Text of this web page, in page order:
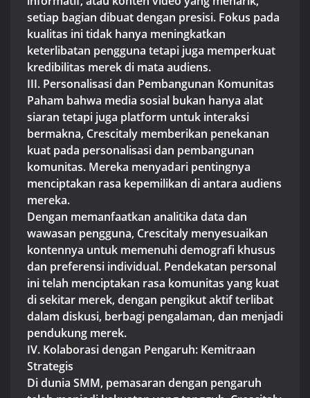
setiap bagian dibuat dengan presisi. Fokus pada
kualitas ini tidak hanya meningkatkan
keterlibatan pengguna tetapi juga memperkuat
kredibilitas merek di mata audiens.
III. Personalisasi dan Pembangunan Komunitas
Paham bahwa media sosial bukan hanya alat
siaran tetapi juga platform untuk interaksi
bermakna, Crescitaly memberikan penekanan
kuat pada personalisasi dan pembangunan
komunitas. Mereka menyadari pentingnya
menciptakan rasa kepemilikan di antara audiens
mereka.
Dengan memanfaatkan analitika data dan
wawasan pengguna, Crescitaly menyesuaikan
kontennya untuk memenuhi demografi khusus
dan preferensi individual. Pendekatan personal
ini telah menciptakan rasa komunitas yang kuat
di sekitar merek, dengan pengikut aktif terlibat
dalam diskusi, berbagi pengalaman, dan menjadi
pendukung merek.
IV. Kolaborasi dengan Pengaruh: Kemitraan
Strategis
Di dunia SMM, pemasaran dengan pengaruh